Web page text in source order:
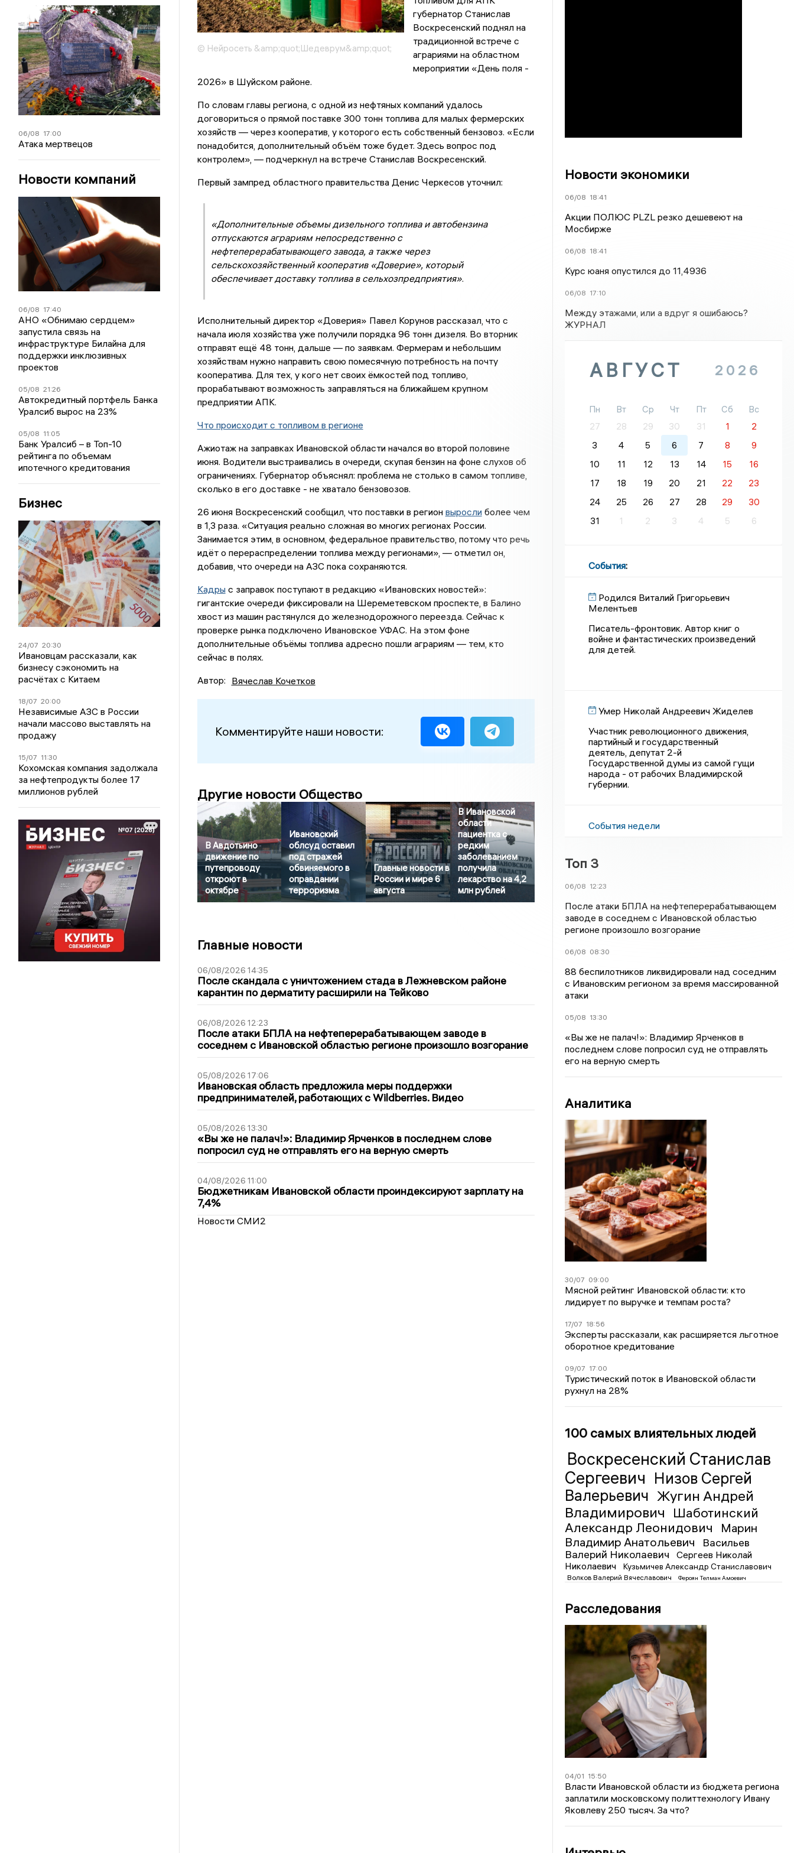
06/08 17:00
Атака мертвецов
Новости компаний
06/08 17:40
АНО «Обнимаю сердцем»
запустила связь на
инфраструктуре Билайна для
поддержки инклюзивных
проектов
05/08 21:26
Автокредитный портфель Банка
Уралсиб вырос на 23%
05/08 11:05
Банк Уралсиб – в Топ-10
рейтинга по объемам
ипотечного кредитования
Бизнес
24/07 20:30
Ивановцам рассказали, как
бизнесу сэкономить на
расчётах с Китаем
18/07 20:00
Независимые АЗС в России
начали массово выставлять на
продажу
15/07 11:30
Кохомская компания задолжала
за нефтепродукты более 17
миллионов рублей
© Нейросеть &amp;quot;Шедеврум&amp;quot;
губернатор Станислав
Воскресенский поднял на
традиционной встрече с
аграриями на областном
мероприятии «День поля -
2026» в Шуйском районе.
По словам главы региона, с одной из нефтяных компаний удалось
договориться о прямой поставке 300 тонн топлива для малых фермерских
хозяйств — через кооператив, у которого есть собственный бензовоз. «Если
понадобится, дополнительный объём тоже будет. Здесь вопрос под
контролем», — подчеркнул на встрече Станислав Воскресенский.
Первый зампред областного правительства Денис Черкесов уточнил:
«Дополнительные объемы дизельного топлива и автобензина
отпускаются аграриям непосредственно с
нефтеперерабатывающего завода, а также через
сельскохозяйственный кооператив «Доверие», который
обеспечивает доставку топлива в сельхозпредприятия».
Исполнительный директор «Доверия» Павел Корунов рассказал, что с
начала июля хозяйства уже получили порядка 96 тонн дизеля. Во вторник
отправят ещё 48 тонн, дальше — по заявкам. Фермерам и небольшим
хозяйствам нужно направить свою помесячную потребность на почту
кооператива. Для тех, у кого нет своих ёмкостей под топливо,
прорабатывают возможность заправляться на ближайшем крупном
предприятии АПК.
Что происходит с топливом в регионе
Ажиотаж на заправках Ивановской области начался во второй половине
июня. Водители выстраивались в очереди, скупая бензин на фоне слухов об
ограничениях. Губернатор объяснял: проблема не столько в самом топливе,
сколько в его доставке - не хватало бензовозов.
26 июня Воскресенский сообщил, что поставки в регион выросли более чем
в 1,3 раза. «Ситуация реально сложная во многих регионах России.
Занимается этим, в основном, федеральное правительство, потому что речь
идёт о перераспределении топлива между регионами», — отметил он,
добавив, что очереди на АЗС пока сохраняются.
Кадрыс заправок поступают в редакцию «Ивановских новостей»:
гигантские очереди фиксировали на Шереметевском проспекте, в Балино
хвост из машин растянулся до железнодорожного переезда. Сейчас к
проверке рынка подключено Ивановское УФАС. На этом фоне
дополнительные объёмы топлива адресно пошли аграриям — тем, кто
сейчас в полях.
Автор: Вячеслав Кочетков
Комментируйте наши новости:
Другие новости Общество
В Авдотьино
движение по
путепроводу
откроют в
октябре
Ивановский
облсуд оставил
под стражей
обвиняемого в
оправдании
терроризма
Главные новости в
России и мире 6
августа
В Ивановской
области
пациентка с
редким
заболеванием
получила
лекарство на 4,2
млн рублей
Главные новости
06/08/2026 14:35
После скандала с уничтожением стада в Лежневском районе
карантин по дерматиту расширили на Тейково
06/08/2026 12:23
После атаки БПЛА на нефтеперерабатывающем заводе в
соседнем с Ивановской областью регионе произошло возгорание
05/08/2026 17:06
Ивановская область предложила меры поддержки
предпринимателей, работающих с Wildberries. Видео
05/08/2026 13:30
«Вы же не палач!»: Владимир Ярченков в последнем слове
попросил суд не отправлять его на верную смерть
04/08/2026 11:00
Бюджетникам Ивановской области проиндексируют зарплату на
7,4%
Новости СМИ2
Новости экономики
06/08 18:41
Акции ПОЛЮС PLZL резко дешевеют на
Мосбирже
06/08 18:41
Курс юаня опустился до 11,4936
06/08 17:10
Между этажами, или а вдруг я ошибаюсь?
ЖУРНАЛ
АВГУСТ 2026
Пн Вт Ср Чт Пт Сб
Вс
27
28 29 30 31 1
2
3
4 5 6 7 8
9
10
11 12 13 14 15
16
17
18 19 20 21 22
23
24
25 26 27 28 29
30
31
1 2 3 4 5 6
События:
Родился Виталий Григорьевич
Мелентьев
Писатель-фронтовик. Автор книг о
войне и фантастических произведений
для детей.
Умер Николай Андреевич Жиделев
Участник революционного движения,
партийный и государственный
деятель, депутат 2-й
Государственной думы из самой гущи
народа - от рабочих Владимирской
губернии.
События недели
Топ 3
06/08 12:23
После атаки БПЛА на нефтеперерабатывающем
заводе в соседнем с Ивановской областью
регионе произошло возгорание
06/08 08:30
88 беспилотников ликвидировали над соседним
с Ивановским регионом за время массированной
атаки
05/08 13:30
«Вы же не палач!»: Владимир Ярченков в
последнем слове попросил суд не отправлять
его на верную смерть
Аналитика
30/07 09:00
Мясной рейтинг Ивановской области: кто
лидирует по выручке и темпам роста?
17/07 18:56
Эксперты рассказали, как расширяется льготное
оборотное кредитование
09/07 17:00
Туристический поток в Ивановской области
рухнул на 28%
100 самых влиятельных людей
Воскресенский Станислав
Сергеевич Низов Сергей
Валерьевич Жугин Андрей
Владимирович
Шаботинский
Александр Леонидович
Марин
Владимир Анатольевич
Васильев
Валерий Николаевич
Сергеев Николай
Николаевич
Кузьмичев Александр Станиславович
Волков Валерий Вячеславович Фероян Телман Амоевич
Расследования
04/01 15:50
Власти Ивановской области из бюджета региона
заплатили московскому политтехнологу Ивану
Яковлеву 250 тысяч. За что?